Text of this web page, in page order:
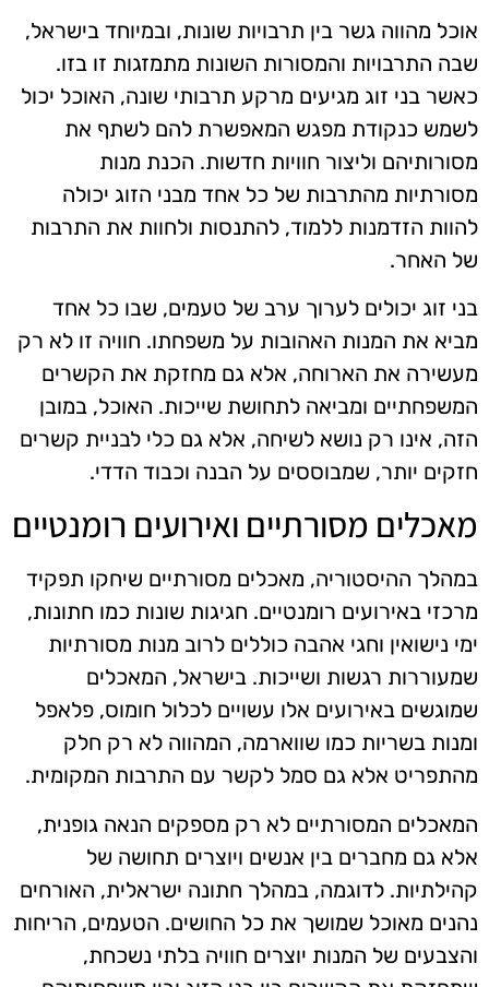
אוכל מהווה גשר בין תרבויות שונות, ובמיוחד בישראל,
שבה התרבויות והמסורות השונות מתמזגות זו בזו.
כאשר בני זוג מגיעים מרקע תרבותי שונה, האוכל יכול
לשמש כנקודת מפגש המאפשרת להם לשתף את
מסורותיהם וליצור חוויות חדשות. הכנת מנות
מסורתיות מהתרבות של כל אחד מבני הזוג יכולה
להוות הזדמנות ללמוד, להתנסות ולחוות את התרבות
של האחר.
בני זוג יכולים לערוך ערב של טעמים, שבו כל אחד
מביא את המנות האהובות על משפחתו. חוויה זו לא רק
מעשירה את הארוחה, אלא גם מחזקת את הקשרים
המשפחתיים ומביאה לתחושת שייכות. האוכל, במובן
הזה, אינו רק נושא לשיחה, אלא גם כלי לבניית קשרים
חזקים יותר, שמבוססים על הבנה וכבוד הדדי.
מאכלים מסורתיים ואירועים רומנטיים
במהלך ההיסטוריה, מאכלים מסורתיים שיחקו תפקיד
מרכזי באירועים רומנטיים. חגיגות שונות כמו חתונות,
ימי נישואין וחגי אהבה כוללים לרוב מנות מסורתיות
שמעוררות רגשות ושייכות. בישראל, המאכלים
שמוגשים באירועים אלו עשויים לכלול חומוס, פלאפל
ומנות בשריות כמו שווארמה, המהווה לא רק חלק
מהתפריט אלא גם סמל לקשר עם התרבות המקומית.
המאכלים המסורתיים לא רק מספקים הנאה גופנית,
אלא גם מחברים בין אנשים ויוצרים תחושה של
קהילתיות. לדוגמה, במהלך חתונה ישראלית, האורחים
נהנים מאוכל שמושך את כל החושים. הטעמים, הריחות
והצבעים של המנות יוצרים חוויה בלתי נשכחת,